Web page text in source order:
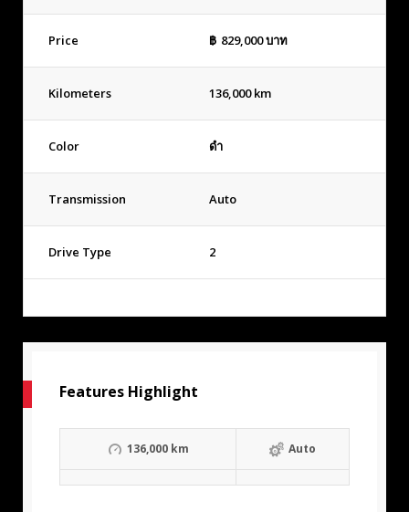
Price ฿ 829,000บาท
Kilometers 136,000 km
Color ดำ
Transmission Auto
Drive Type 2
Features Highlight
136,000 km Auto